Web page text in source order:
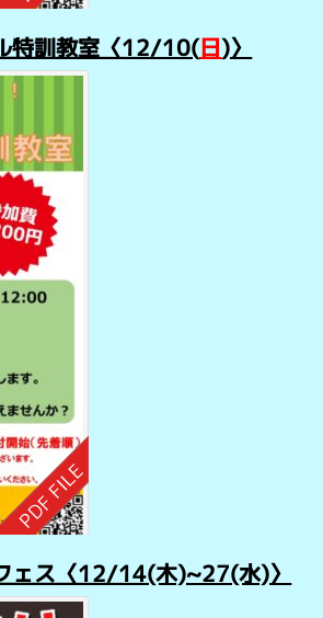
特訓教室〈12/10(日)〉
ェス〈12/14(木)~27(水)〉